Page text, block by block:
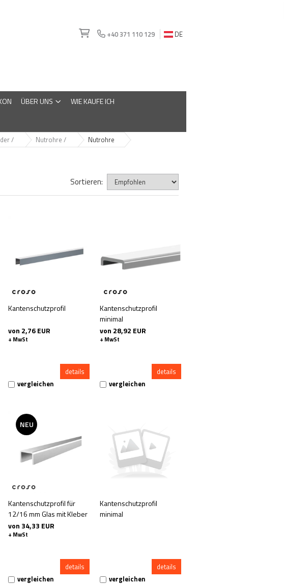
+40 371 110 129 DE
ÜBER UNS
WIE KAUFE ICH
/ Nutrohre / Nutrohre
Sortieren:
Kantenschutzprofil
von 2,76 EUR
+ MwSt
details
vergleichen
Kantenschutzprofil
minimal
von 28,92 EUR
+ MwSt
details
vergleichen
NEU
Kantenschutzprofil für
12/16 mm Glas mit Kleber
von 34,33 EUR
+ MwSt
details
vergleichen
Kantenschutzprofil
minimal
details
vergleichen